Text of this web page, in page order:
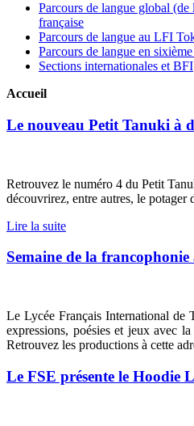
Parcours de langue global
française
Parcours de langue au LFI
Parcours de langue en
Sections internationales et BFI
Accueil
Le nouveau Petit Tanuki à
Retrouvez le numéro 4 du Petit
découvrirez, entre autres, le
Lire la suite
Semaine de la
Le Lycée Français International de
expressions, poésies et jeux avec
Retrouvez les productions à cette
Le FSE présente le Hoodie